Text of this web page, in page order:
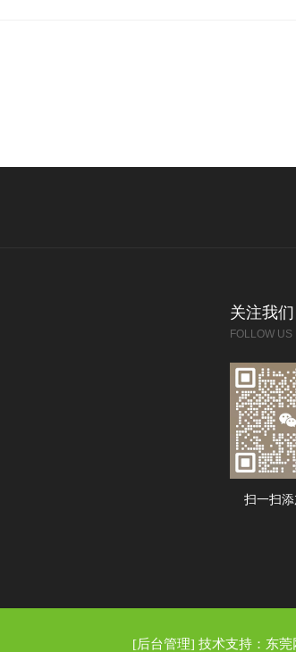
关注我们
FOLLOW US
扫一扫
[后台管理] 技术支持： 东莞